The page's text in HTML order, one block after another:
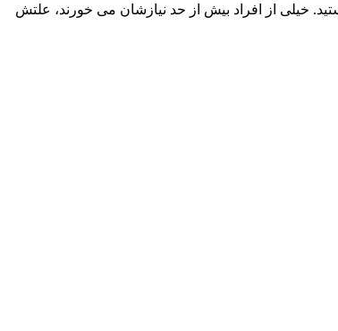
خیلی از افراد بیش از حد نیازشان می خورند، علتش